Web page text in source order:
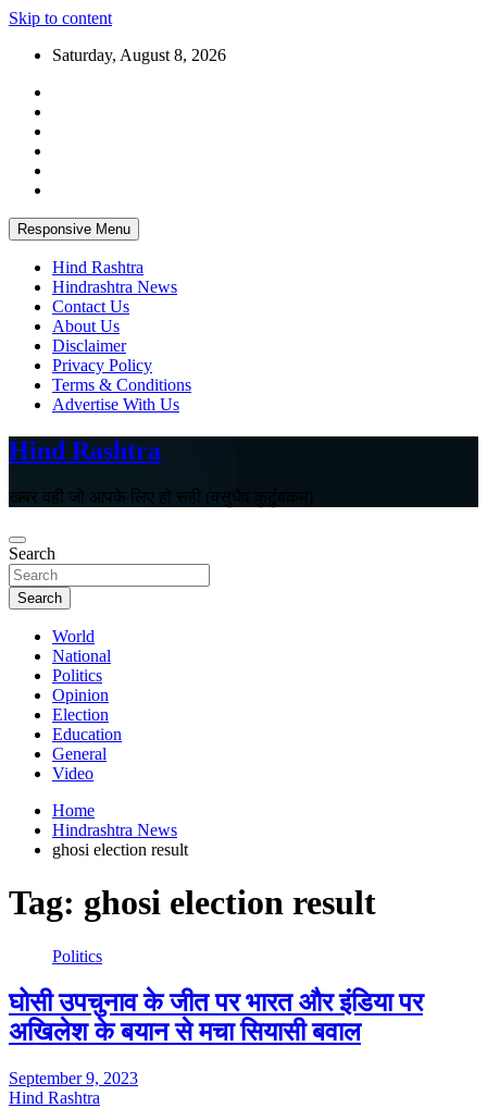
Skip to content
Saturday, August 8, 2026
Responsive Menu
Hind Rashtra
Hindrashtra News
Contact Us
About Us
Disclaimer
Privacy Policy
Terms & Conditions
Advertise With Us
Hind Rashtra
खबर वही जो आपके लिए हो सही (वसुधैव कुटुंबकम)
Search
Search
World
National
Politics
Opinion
Election
Education
General
Video
Home
Hindrashtra News
ghosi election result
Tag: ghosi election result
Politics
घोसी उपचुनाव के जीत पर भारत और इंडिया पर
अखिलेश के बयान से मचा सियासी बवाल
September 9, 2023
Hind Rashtra